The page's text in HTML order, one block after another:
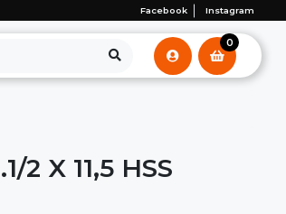
Facebook Instagram
0
2 X 11,5 HSS